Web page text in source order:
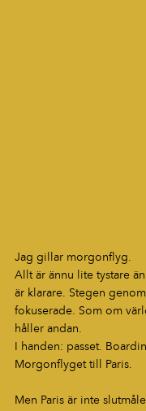
Jag gillar morgonflyg.
Allt är ännu lite tystare
är klarare. Stegen
fokuserade. Som om
håller andan.
I handen: passet.
Morgonflyget till Paris.
Men Paris är inte